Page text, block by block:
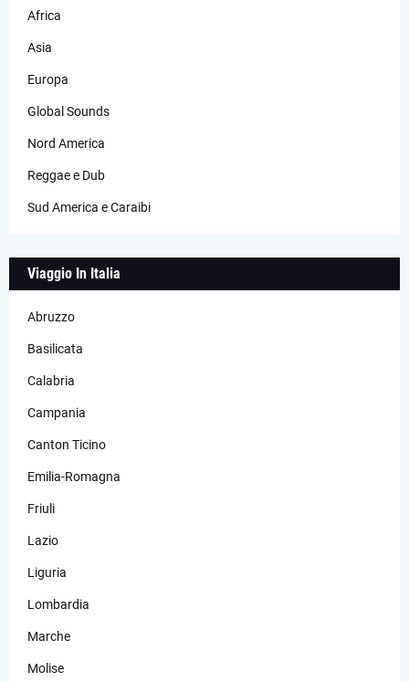
Africa
Asia
Europa
Global Sounds
Nord America
Reggae e Dub
Sud America e Caraibi
Viaggio In Italia
Abruzzo
Basilicata
Calabria
Campania
Canton Ticino
Emilia-Romagna
Friuli
Lazio
Liguria
Lombardia
Marche
Molise